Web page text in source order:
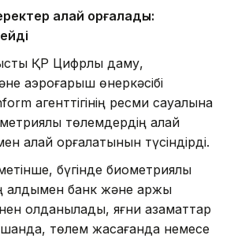
қалай қорғалады:
ҚР Цифрлық даму,
аэроғарыш өнеркәсібі
агенттігінің ресми сауалына
төлемдердің қалай
қалай қорғалатынын түсіндірді.
бүгінде биометриялық
алдымен банк және қаржы
қолданылады, яғни азаматтар
төлем жасағанда немесе